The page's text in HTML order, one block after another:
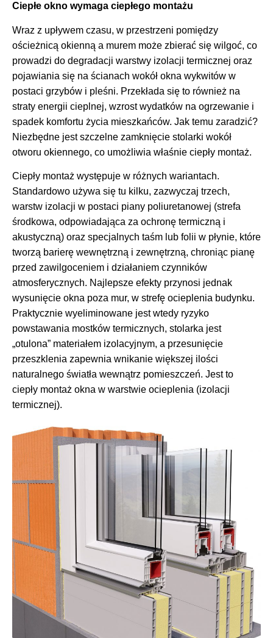
Ciepłe okno wymaga ciepłego montażu
Wraz z upływem czasu, w przestrzeni pomiędzy
ościeżnicą okienną a murem może zbierać się wilgoć, co
prowadzi do degradacji warstwy izolacji termicznej oraz
pojawiania się na ścianach wokół okna wykwitów w
postaci grzybów i pleśni. Przekłada się to również na
straty energii cieplnej, wzrost wydatków na ogrzewanie i
spadek komfortu życia mieszkańców. Jak temu zaradzić?
Niezbędne jest szczelne zamknięcie stolarki wokół
otworu okiennego, co umożliwia właśnie ciepły montaż.
Ciepły montaż występuje w różnych wariantach.
Standardowo używa się tu kilku, zazwyczaj trzech,
warstw izolacji w postaci piany poliuretanowej (strefa
środkowa, odpowiadająca za ochronę termiczną i
akustyczną) oraz specjalnych taśm lub folii w płynie, które
tworzą barierę wewnętrzną i zewnętrzną, chroniąc pianę
przed zawilgoceniem i działaniem czynników
atmosferycznych. Najlepsze efekty przynosi jednak
wysunięcie okna poza mur, w strefę ocieplenia budynku.
Praktycznie wyeliminowane jest wtedy ryzyko
powstawania mostków termicznych, stolarka jest
„otulona” materiałem izolacyjnym, a przesunięcie
przeszklenia zapewnia wnikanie większej ilości
naturalnego światła wewnątrz pomieszczeń. Jest to
ciepły montaż okna w warstwie ocieplenia (izolacji
termicznej).